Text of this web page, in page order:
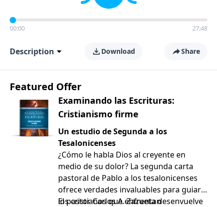
00:00 27:48
Description Download Share
Featured Offer
Examinando las Escrituras:
Cristianismo firme
Un estudio de Segunda a los
Tesalonicenses
¿Cómo le habla Dios al creyente en
medio de su dolor? La segunda carta
pastoral de Pablo a los tesalonicenses
ofrece verdades invaluables para guiar a
los cristianos que enfrentan
El pastor Carlos A. Zazueta desenvuelve